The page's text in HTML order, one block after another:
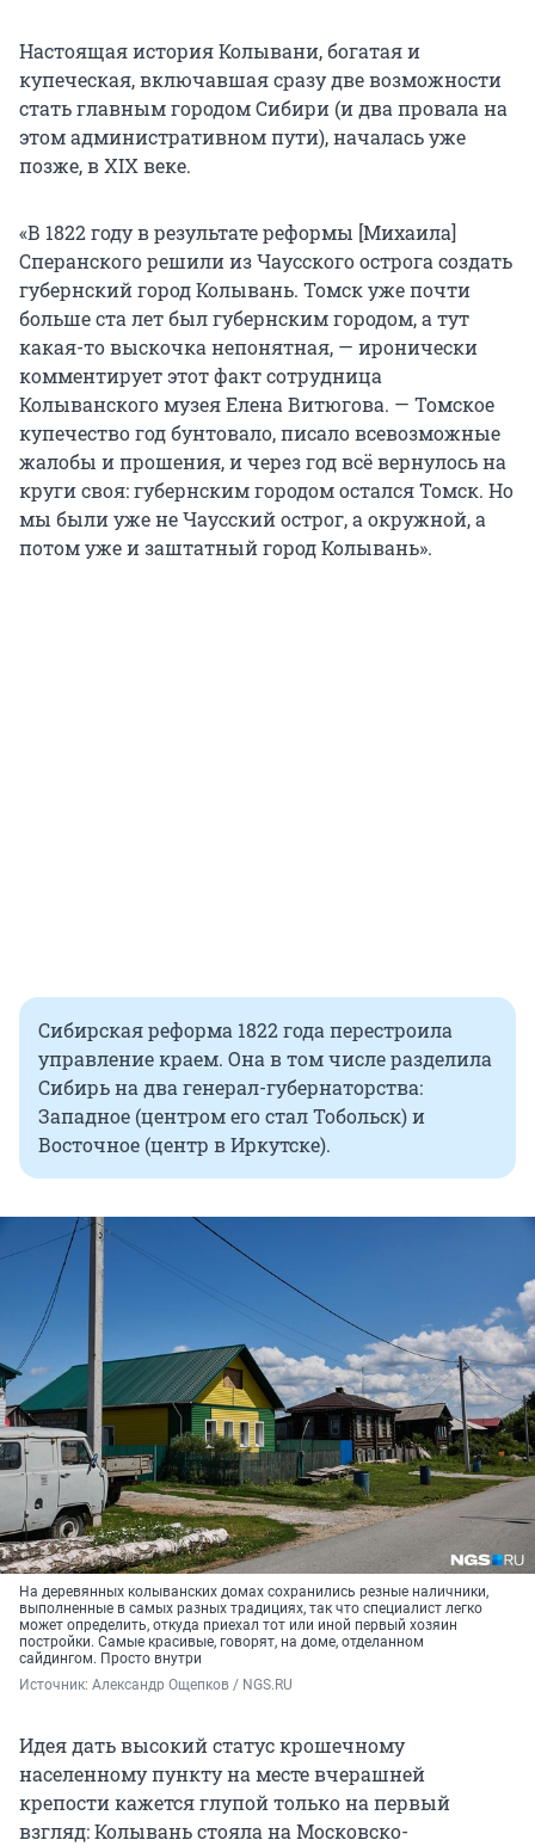
Настоящая история Колывани, богатая и
купеческая, включавшая сразу две возможности
стать главным городом Сибири (и два провала на
этом административном пути), началась уже
позже, в XIX веке.
«В 1822 году в результате реформы [Михаила]
Сперанского решили из Чаусского острога создать
губернский город Колывань. Томск уже почти
больше ста лет был губернским городом, а тут
какая-то выскочка непонятная, — иронически
комментирует этот факт сотрудница
Колыванского музея Елена Витюгова. — Томское
купечество год бунтовало, писало всевозможные
жалобы и прошения, и через год всё вернулось на
круги своя: губернским городом остался Томск. Но
мы были уже не Чаусский острог, а окружной, а
потом уже и заштатный город Колывань».
Сибирская реформа 1822 года перестроила
управление краем. Она в том числе разделила
Сибирь на два генерал-губернаторства:
Западное (центром его стал Тобольск) и
Восточное (центр в Иркутске).
На деревянных колыванских домах сохранились резные наличники,
выполненные в самых разных традициях, так что специалист легко
может определить, откуда приехал тот или иной первый хозяин
постройки. Самые красивые, говорят, на доме, отделанном
сайдингом. Просто внутри
Источник: Александр Ощепков / NGS.RU
Идея дать высокий статус крошечному
населенному пункту на месте вчерашней
крепости кажется глупой только на первый
взгляд: Колывань стояла на Московско-